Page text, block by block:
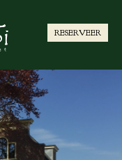
RESERVEER